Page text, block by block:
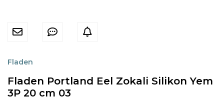
Fladen
Fladen Portland Eel Zokali Silikon Yem
3P 20 cm 03